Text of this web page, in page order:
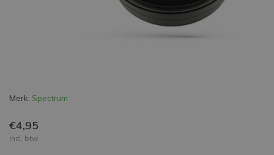
Merk: Spectrum
€4,95
Incl. btw